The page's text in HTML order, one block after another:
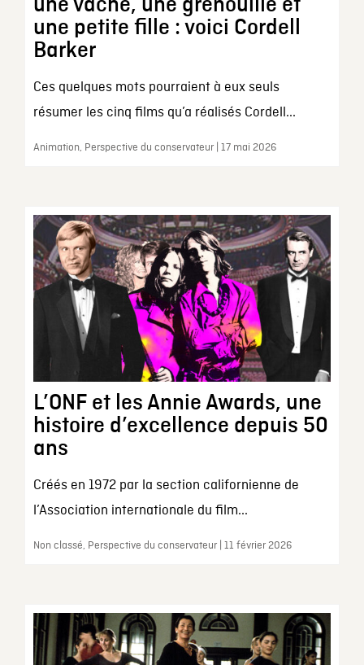
une vache, une grenouille et
une petite fille : voici Cordell
Barker
Ces quelques mots pourraient à eux seuls
résumer les cinq films qu’a réalisés Cordell...
Animation, Perspective du conservateur | 17 mai 2026
L’ONF et les Annie Awards, une
histoire d’excellence depuis 50
ans
Créés en 1972 par la section californienne de
l’Association internationale du film...
Non classé, Perspective du conservateur | 11 février 2026